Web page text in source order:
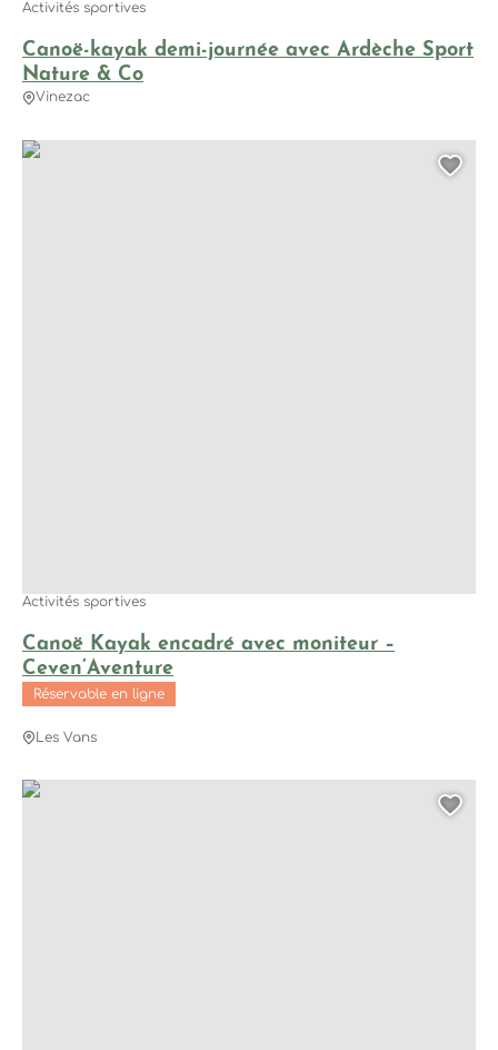
Canoë-kayak demi-journée avec Ardèche Sport
Nature & Co
Activités sportives
Vinezac
Canoë Kayak encadré avec moniteur –
Ceven’Aventure
Activités sportives
Réservable en ligne
Les Vans
Canoë Kayak encadré avec moniteur – Ceven’Aventure, ©
Canoë Kayak – CCC-Canoë, © CCC